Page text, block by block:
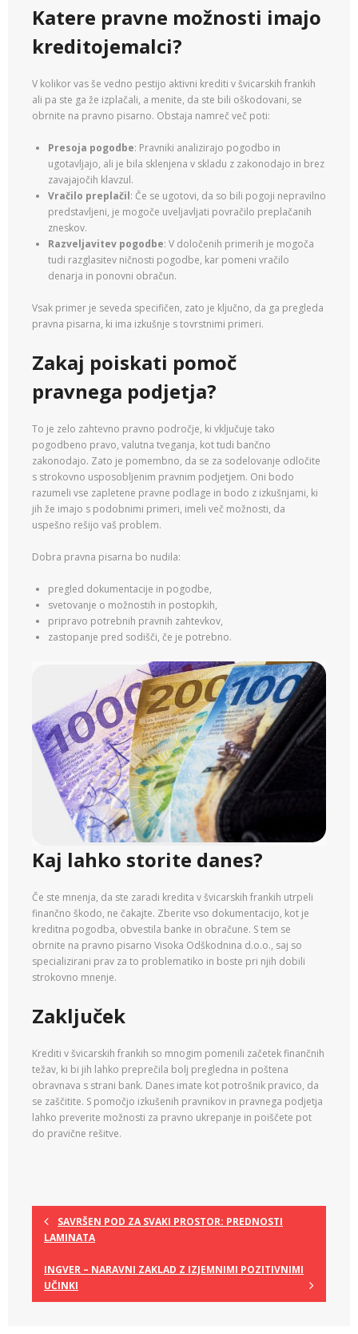
Katere pravne možnosti imajo
kreditojemalci?
V kolikor vas še vedno pestijo aktivni krediti v švicarskih frankih
ali pa ste ga že izplačali, a menite, da ste bili oškodovani, se
obrnite na pravno pisarno. Obstaja namreč več poti:
Presoja pogodbe: Pravniki analizirajo pogodbo in
ugotavljajo, ali je bila sklenjena v skladu z zakonodajo in brez
zavajajočih klavzul.
Vračilo preplačil: Če se ugotovi, da so bili pogoji nepravilno
predstavljeni, je mogoče uveljavljati povračilo preplačanih
zneskov.
Razveljavitev pogodbe: V določenih primerih je mogoča
tudi razglasitev ničnosti pogodbe, kar pomeni vračilo
denarja in ponovni obračun.
Vsak primer je seveda specifičen, zato je ključno, da ga pregleda
pravna pisarna, ki ima izkušnje s tovrstnimi primeri.
Zakaj poiskati pomoč
pravnega podjetja?
To je zelo zahtevno pravno področje, ki vključuje tako
pogodbeno pravo, valutna tveganja, kot tudi bančno
zakonodajo. Zato je pomembno, da se za sodelovanje odločite
s strokovno usposobljenim pravnim podjetjem. Oni bodo
razumeli vse zapletene pravne podlage in bodo z izkušnjami, ki
jih že imajo s podobnimi primeri, imeli več možnosti, da
uspešno rešijo vaš problem.
Dobra pravna pisarna bo nudila:
pregled dokumentacije in pogodbe,
svetovanje o možnostih in postopkih,
pripravo potrebnih pravnih zahtevkov,
zastopanje pred sodišči, če je potrebno.
Kaj lahko storite danes?
Če ste mnenja, da ste zaradi kredita v švicarskih frankih utrpeli
finančno škodo, ne čakajte. Zberite vso dokumentacijo, kot je
kreditna pogodba, obvestila banke in obračune. S tem se
obrnite na pravno pisarno Visoka Odškodnina d.o.o., saj so
specializirani prav za to problematiko in boste pri njih dobili
strokovno mnenje.
Zaključek
Krediti v švicarskih frankih so mnogim pomenili začetek finančnih
težav, ki bi jih lahko preprečila bolj pregledna in poštena
obravnava s strani bank. Danes imate kot potrošnik pravico, da
se zaščitite. S pomočjo izkušenih pravnikov in pravnega podjetja
lahko preverite možnosti za pravno ukrepanje in poiščete pot
do pravične rešitve.
SAVRŠEN POD ZA SVAKI PROSTOR: PREDNOSTI
LAMINATA
INGVER – NARAVNI ZAKLAD Z IZJEMNIMI POZITIVNIMI
UČINKI